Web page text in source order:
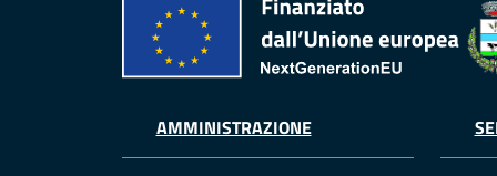
AMMINISTRAZIONE